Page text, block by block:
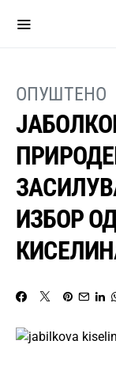
ОПУШТЕНО
ИЗБОР